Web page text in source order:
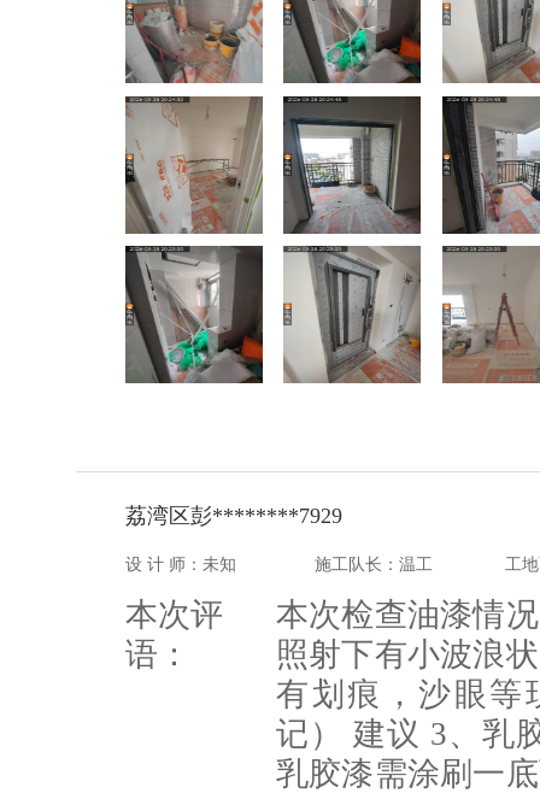
荔湾区彭********7929
设 计 师：未知 施工队长：温工 工
本次评
语：
本次检查油漆情
照射下有小波浪
有划痕，沙眼等
记） 建议 3、乳
乳胶漆需涂刷一